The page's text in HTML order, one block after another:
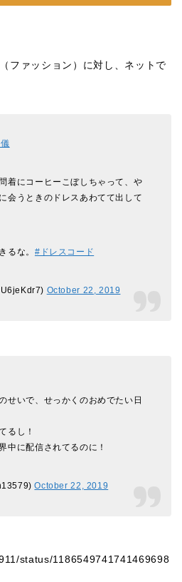
ファッション）に対し、ネットで
着にコーヒーこぼしちゃって、や
会うときのドレスあわてて出して
るな。 #ドレスコード
October 22, 2019
せいで、せっかくのおめでたい日
るし！
中に配信されてるのに！
October 22, 2019
status/1186549741741469698